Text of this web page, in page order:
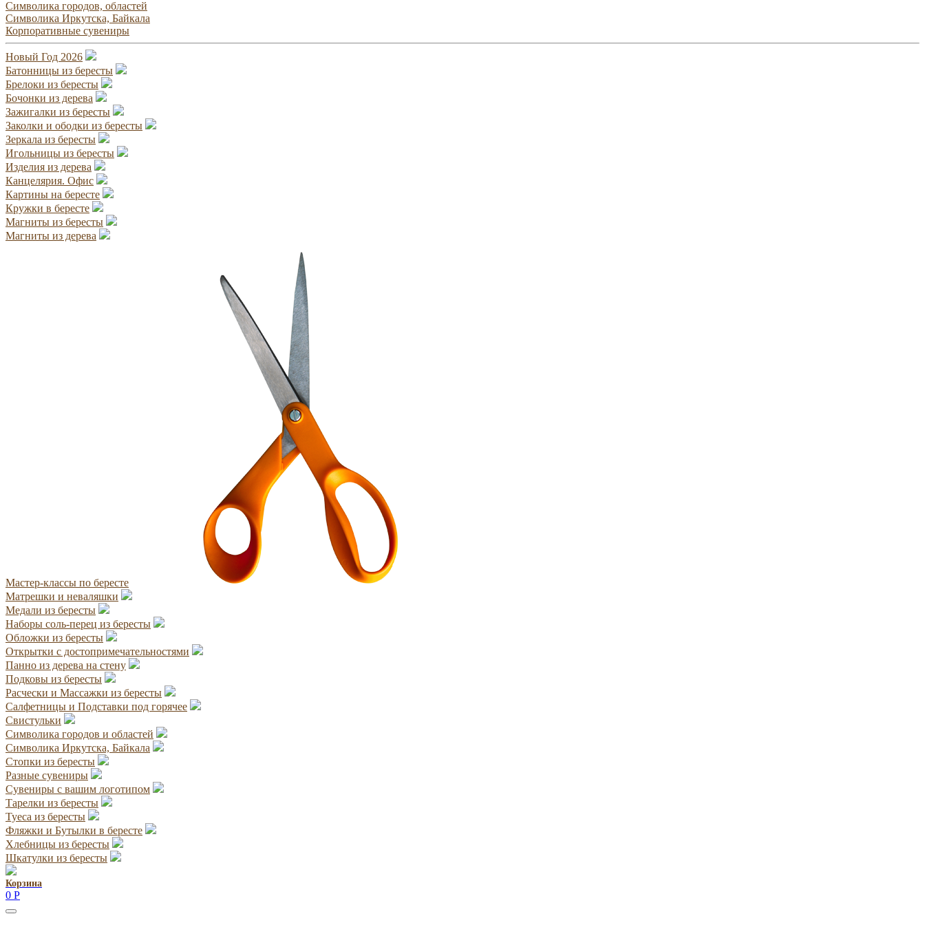
Символика городов, областей
Символика Иркутска, Байкала
Корпоративные сувениры
Новый Год 2026
Батонницы из бересты
Брелоки из бересты
Бочонки из дерева
Зажигалки из бересты
Заколки и ободки из бересты
Зеркала из бересты
Игольницы из бересты
Изделия из дерева
Канцелярия. Офис
Картины на бересте
Кружки в бересте
Магниты из бересты
Магниты из дерева
Мастер-классы по бересте
Матрешки и неваляшки
Медали из бересты
Наборы соль-перец из бересты
Обложки из бересты
Открытки с достопримечательностями
Панно из дерева на стену
Подковы из бересты
Расчески и Массажки из бересты
Салфетницы и Подставки под горячее
Свистульки
Символика городов и областей
Символика Иркутска, Байкала
Стопки из бересты
Разные сувениры
Сувениры с вашим логотипом
Тарелки из бересты
Туеса из бересты
Фляжки и Бутылки в бересте
Хлебницы из бересты
Шкатулки из бересты
Корзина
0 Р